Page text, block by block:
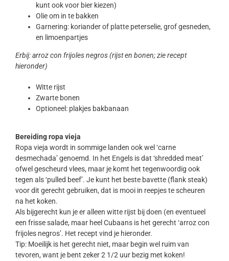
kunt ook voor bier kiezen)
Olie om in te bakken
Garnering: koriander of platte peterselie, grof gesneden,
en limoenpartjes
Erbij: arroz con frijoles negros (rijst en bonen; zie recept
hieronder)
Witte rijst
Zwarte bonen
Optioneel: plakjes bakbanaan
Bereiding ropa vieja
Ropa vieja wordt in sommige landen ook wel ‘carne
desmechada’ genoemd. In het Engels is dat ‘shredded meat’
ofwel gescheurd vlees, maar je komt het tegenwoordig ook
tegen als ‘pulled beef’. Je kunt het beste bavette (flank steak)
voor dit gerecht gebruiken, dat is mooi in reepjes te scheuren
na het koken.
Als bijgerecht kun je er alleen witte rijst bij doen (en eventueel
een frisse salade, maar heel Cubaans is het gerecht ‘arroz con
frijoles negros’. Het recept vind je hieronder.
Tip: Moeilijk is het gerecht niet, maar begin wel ruim van
tevoren, want je bent zeker 2 1/2 uur bezig met koken!